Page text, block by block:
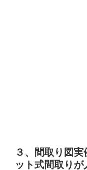
３、間取り図
ット式間取りが